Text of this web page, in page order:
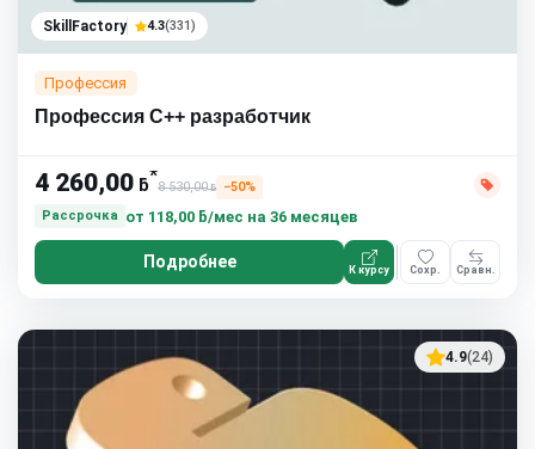
SkillFactory 4.3(331)
Профессия
Профессия C++ разработчик
4 260,00 ƃ*
8 530,00ƃ
−50%
Рассрочка
от 118,00 ƃ/мес на 36 месяцев
Подробнее К курсу Сохр. Сравн.
4.9(24)